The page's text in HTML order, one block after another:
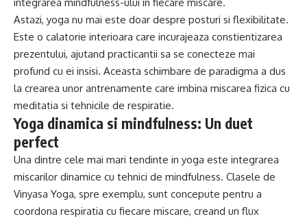
Astazi, yoga nu mai este doar despre posturi si flexibilitate.
Este o calatorie interioara care incurajeaza constientizarea
prezentului, ajutand practicantii sa se conecteze mai
profund cu ei insisi. Aceasta schimbare de paradigma a dus
la crearea unor antrenamente care imbina miscarea fizica cu
meditatia si tehnicile de respiratie.
Yoga dinamica si mindfulness: Un duet
perfect
Una dintre cele mai mari tendinte in yoga este integrarea
miscarilor dinamice cu tehnici de mindfulness. Clasele de
Vinyasa Yoga, spre exemplu, sunt concepute pentru a
coordona respiratia cu fiecare miscare, creand un flux